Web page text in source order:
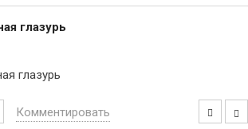
глазурь
Комментировать